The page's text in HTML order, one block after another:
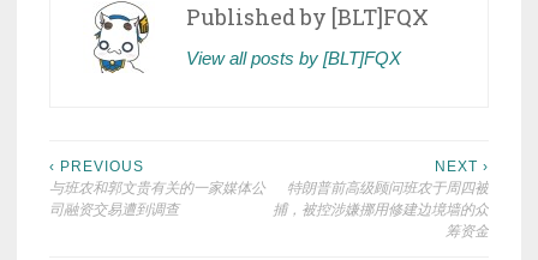
Published by [BLT]FQX
View all posts by [BLT]FQX
Post
navigation
‹ PREVIOUS
与班农和郭文贵有关的一家媒体公
司融资交易遭到调查
NEXT ›
特朗普前高级顾问班农于周四被
捕，被控涉嫌挪用修建边境墙的众
筹资金